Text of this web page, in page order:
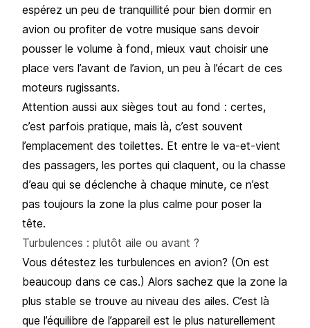
espérez un peu de tranquillité pour bien dormir en
avion ou profiter de votre musique sans devoir
pousser le volume à fond, mieux vaut choisir une
place vers l’avant de l’avion, un peu à l’écart de ces
moteurs rugissants.
Attention aussi aux sièges tout au fond : certes,
c’est parfois pratique, mais là, c’est souvent
l’emplacement des toilettes. Et entre le va-et-vient
des passagers, les portes qui claquent, ou la chasse
d’eau qui se déclenche à chaque minute, ce n’est
pas toujours la zone la plus calme pour poser la
tête.
Turbulences : plutôt aile ou avant ?
Vous détestez les turbulences en avion? (On est
beaucoup dans ce cas.) Alors sachez que la zone la
plus stable se trouve au niveau des ailes. C’est là
que l’équilibre de l’appareil est le plus naturellement